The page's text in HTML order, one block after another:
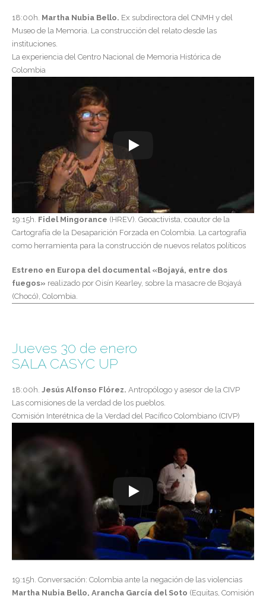
18:00h. Martha Nubia Bello. Ex subdirectora del CNMH y del
Museo de la Memoria. La construcción del relato desde las
instituciones.
La experiencia del Centro Nacional de Memoria Histórica de
Colombia
19:15h. Fidel Mingorance (HREV). Geoactivista, coautor de la
Cartografía de la Desaparición Forzada en Colombia. La cartografía
como herramienta para la construcción de nuevos relatos políticos
Estreno en Europa del documental «Bojayá, entre dos
fuegos» realizado por Oisín Kearley, sobre la masacre de Bojayá
(Chocó), Colombia.
Jueves 30 de enero
SALA CASYC UP
18:00h. Jesús Alfonso Flórez. Antropólogo y asesor de la CIVP
Las comisiones de la verdad de los pueblos.
Comisión Interétnica de la Verdad del Pacífico Colombiano (CIVP)
19:15h. Conversación: Colombia ante la negación de las violencias
Martha Nubia Bello, Arancha García del Soto (Equitas, Comisión